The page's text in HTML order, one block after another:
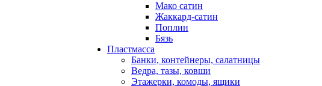
Мако сатин
Жаккард-сатин
Поплин
Бязь
Пластмасса
Банки, контейнеры, салатницы
Ведра, тазы, ковши
Этажерки, комоды, ящики